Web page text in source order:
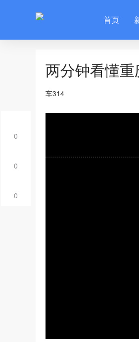
首页
0
0
0
两分钟看懂重
车314